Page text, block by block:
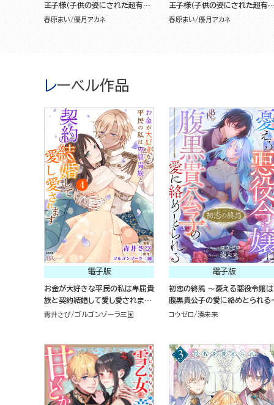
王子様（子供の姿にされた超有能
魔法使い）を拾ったら溺愛されま
春原まい 優月アカネ
王子様（子供の姿にされた超有
魔法使い）を拾ったら溺愛されま
春原まい 優月アカネ
レーベル作品
電子版
お金が大好きな平民の私は卑屈貴
族と契約結婚して愛し愛されま
す コミック版（4）
青井さび ゴルゴンゾーラ三国
電子版
初恋の終焉 ～憂える悪役令嬢は
腹黒貴公子の愛に絡めとられる
コウゼロ 湊未来